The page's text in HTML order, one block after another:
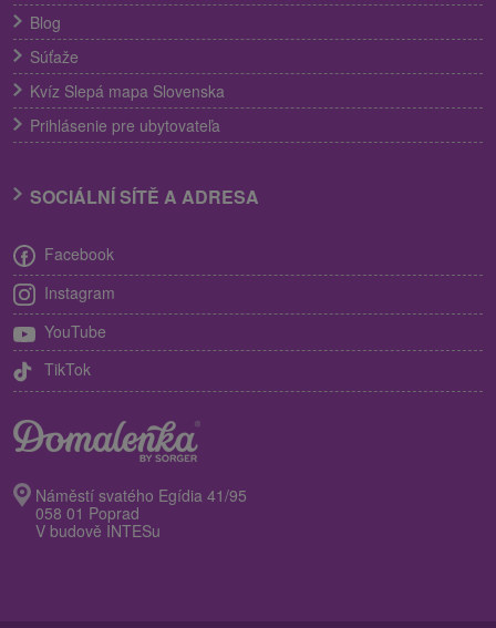
Blog
Súťaže
Kvíz Slepá mapa Slovenska
Prihlásenie pre ubytovateľa
SOCIÁLNÍ SÍTĚ A ADRESA
Facebook
Instagram
YouTube
TikTok
Náměstí svatého Egídia 41/95
058 01 Poprad
V budově INTESu